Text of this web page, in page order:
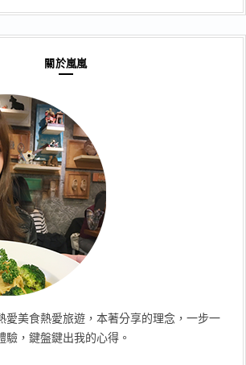
關於嵐嵐
愛美食熱愛旅遊，本著分享的理念，一步一
驗，鍵盤鍵出我的心得。